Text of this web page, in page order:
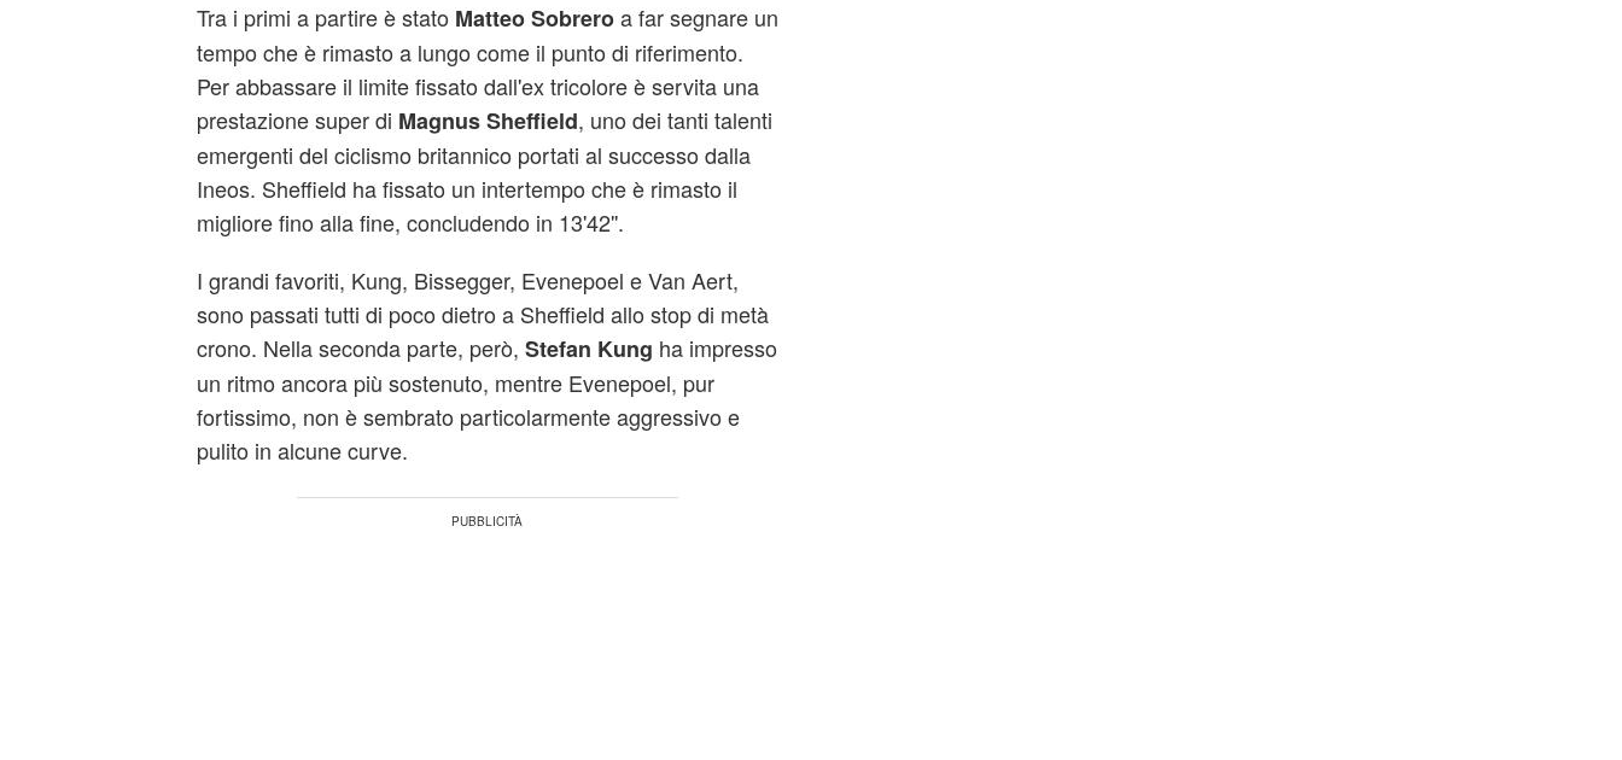
Tra i primi a partire è stato Matteo Sobreroa far segnare un
tempo che è rimasto a lungo come il punto di riferimento.
Per abbassare il limite fissato dall'ex tricolore è servita una
prestazione super di Magnus Sheffield, uno dei tanti talenti
emergenti del ciclismo britannico portati al successo dalla
Ineos. Sheffield ha fissato un intertempo che è rimasto il
migliore fino alla fine, concludendo in 13'42''.
I grandi favoriti, Kung, Bissegger, Evenepoel e Van Aert,
sono passati tutti di poco dietro a Sheffield allo stop di metà
crono. Nella seconda parte, però, Stefan Kung ha impresso
un ritmo ancora più sostenuto, mentre Evenepoel, pur
fortissimo, non è sembrato particolarmente aggressivo e
pulito in alcune curve.